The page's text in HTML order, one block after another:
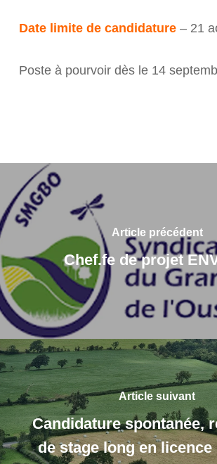
Date limite de candidature – 21
Poste à pourvoir dès le 14
Article précédent
Chef.fe de projet
Article suivant
Candidature spontanée,
de stage long en licence